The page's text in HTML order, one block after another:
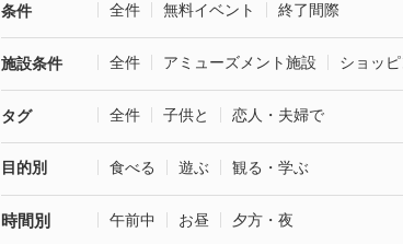
条件 全件 無料イベント 終了間際
施設条件 全件 アミューズメント施設 ショッ
タグ 全件 子供と 恋人・夫婦で
目的別 食べる 遊ぶ 観る・学ぶ
時間別 午前中 お昼 夕方・夜